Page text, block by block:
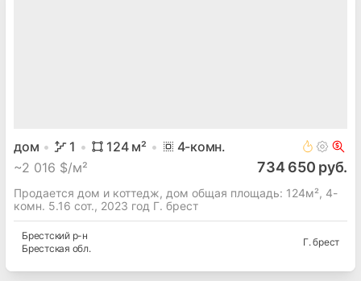
дом 1 124м² 4-комн.
~2 016 $/м² 734 650 руб.
Продается дом и коттедж, дом общая площадь: 124м², 4-
комн. 5.16 сот., 2023 год Г. брест
Брестский р-н
Брестская обл.
Г. брест